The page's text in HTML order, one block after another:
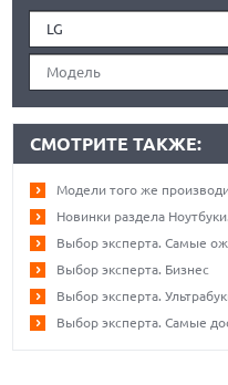
LG
Модель
СМОТРИТЕ ТАКЖЕ:
Модели того же
Новинки раздела Ноутбуки.
Выбор эксперта. Самые
Выбор эксперта. Бизнес
Выбор эксперта.
Выбор эксперта. Самые